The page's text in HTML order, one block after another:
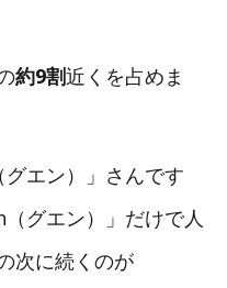
約9割近くを占めま
エン）」さんです
グエン）」だけで人
次に続くのが